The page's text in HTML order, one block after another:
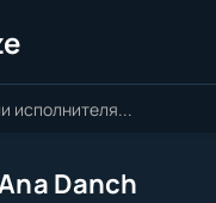
Danch